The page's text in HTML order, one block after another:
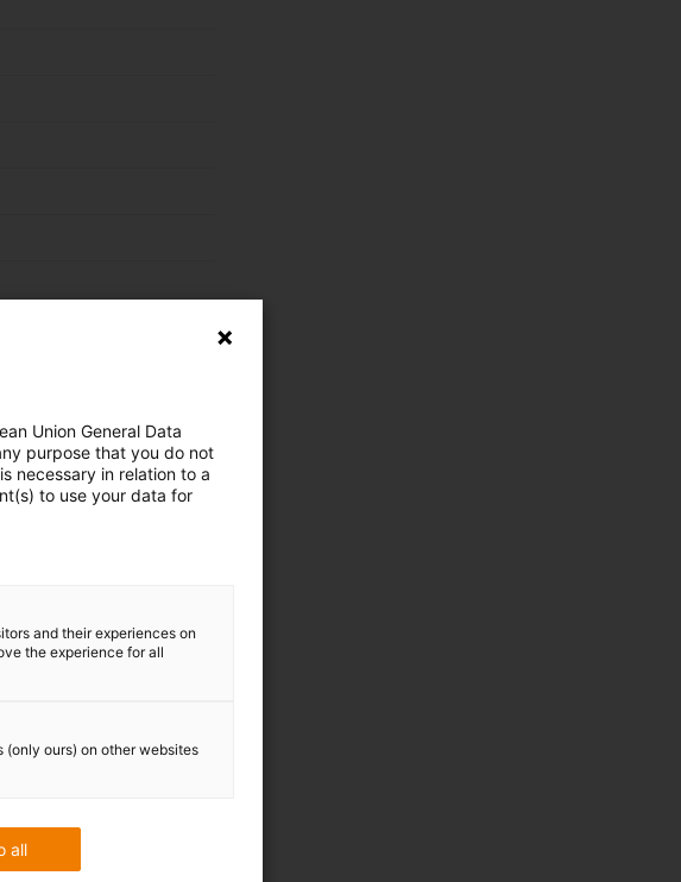
Union General Data
purpose that you do not
necessary in relation to a
to use your data for
and their experiences on
the experience for all
(only ours) on other websites
all